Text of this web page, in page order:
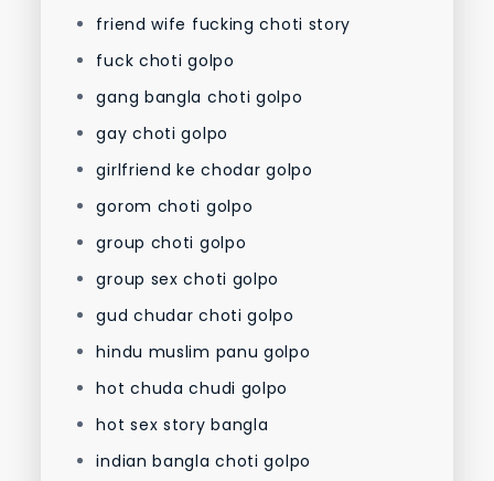
friend wife fucking choti story
fuck choti golpo
gang bangla choti golpo
gay choti golpo
girlfriend ke chodar golpo
gorom choti golpo
group choti golpo
group sex choti golpo
gud chudar choti golpo
hindu muslim panu golpo
hot chuda chudi golpo
hot sex story bangla
indian bangla choti golpo